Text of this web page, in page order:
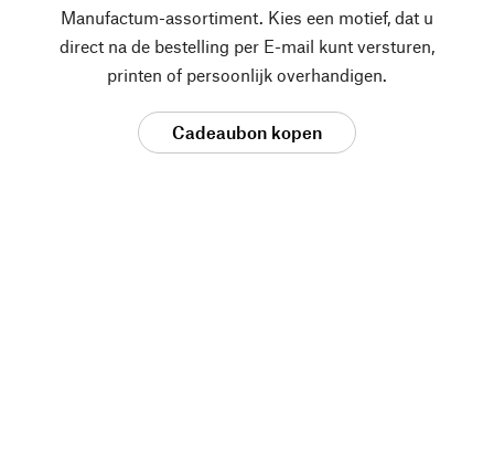
Manufactum-assortiment. Kies een motief, dat u
direct na de bestelling per E-mail kunt versturen,
printen of persoonlijk overhandigen.
Cadeaubon kopen